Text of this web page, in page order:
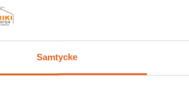
Samtycke
för hyra av hyrgodset
efter, eller på måndagen om
ej återlämnas på avtalad tid
här, klicka på länken nedan: